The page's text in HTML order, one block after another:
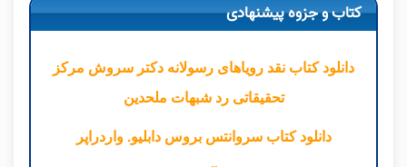
کتاب و جزوه پیشنهادی
دانلود کتاب نقد رویاهای رسولانه دکتر سروش مرکز
تحقیقاتی رد شبهات ملحدین
دانلود کتاب سروانتس بروس دابلیو. واردراپر